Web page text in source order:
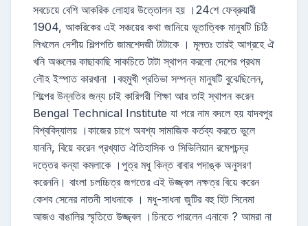
সবচেয়ে বেশি আকরিক লোহার উত্তোলন হয় ।24শে ফেব্রুয়ারী
1904, আকরিকের এই সঞ্চয়ের কথা জানিয়ে ভূতাত্বিক মানুষটি চিঠি
লিখলেন দেশীয় শিল্পপতি জামশেদজী টাটাকে । মূলতঃ তারই আগ্রহে ঐ
খনি অঞ্চলের কাছাকাছি সাকচিতে টাটা স্থাপন করলো দেশের প্রথম
লৌহ ইস্পাত কারখানা ।বহুমুখী প্রতিভা সম্পন্ন মানুষটি বুঝেছিলেন,
শিল্পের উন্নতির জন্য চাই কারিগরী শিক্ষা আর তাই স্থাপন করেন
Bengal Technical Institute যা পরে নাম বদলে হয় যাদবপুর
বিশ্ববিদ্যালয় ।কাজের চাপে অবশ্য সামাজিক কর্তব্য করতে ভুলে
যাননি, বিয়ে করেন প্রখ্যাত ঐতিহাসিক ও সিভিলিয়ান রমেশচন্দ্র
দত্তের কন্যা কমলাকে ।পুত্র মধু কিন্ত বাবার পদাঙ্ক অনুসরণ
করেননি। বাংলা চলচ্চিত্র জগতের এই উজ্জ্বল নক্ষত্র বিয়ে করেন
কেশব সেনের নাতনী সাধনাকে । মধু-সাধনা জুটির বহু হিট সিনেমা
আজও বাঙালির স্মৃতিতে উজ্জ্বল ।চিনতে পারলেন এনাকে ? আমরা না